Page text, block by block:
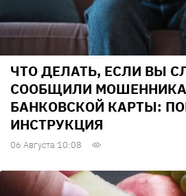
ЧТО ДЕЛАТЬ, ЕСЛИ ВЫ
СООБЩИЛИ
БАНКОВСКОЙ КАРТЫ:
ИНСТРУКЦИЯ
06 Августа 10:08